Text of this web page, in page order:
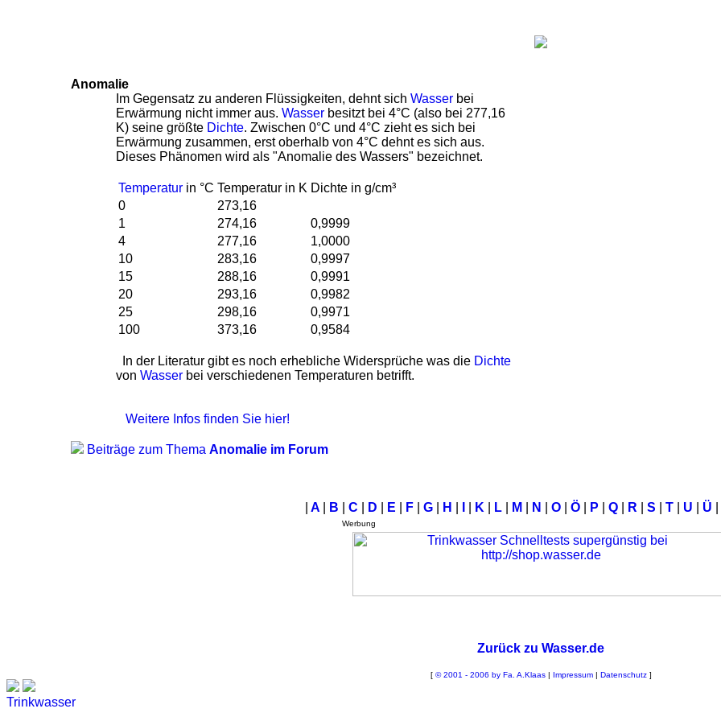
Anomalie
Im Gegensatz zu anderen Flüssigkeiten, dehnt sich Wasser bei
Erwärmung nicht immer aus. Wasser besitzt bei 4°C (also bei 277,16
K) seine größte Dichte. Zwischen 0°C und 4°C zieht es sich bei
Erwärmung zusammen, erst oberhalb von 4°C dehnt es sich aus.
Dieses Phänomen wird als "Anomalie des Wassers" bezeichnet.
Temperatur in °C Temperatur in K Dichte in g/cm³
0
273,16
1
274,16
0,9999
4
277,16
1,0000
10
283,16
0,9997
15
288,16
0,9991
20
293,16
0,9982
25
298,16
0,9971
100
373,16 0,9584
In der Literatur gibt es noch erhebliche Widersprüche was die Dichte
von Wasser bei verschiedenen Temperaturen betrifft.
Weitere Infos finden Sie hier!
Beiträge zum Thema Anomalie im Forum
A B C D E F G H K L M N O Ö P Q R S T U Ü
Werbung
Zurück zu Wasser.de
[ © 2001 - 2006 by Fa. A.Klaas| Impressum| Datenschutz]
Trinkwasser